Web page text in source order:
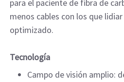
para el paciente de fibra de
menos cables con los que
optimizado.
Tecnología
Campo de visión amplio: